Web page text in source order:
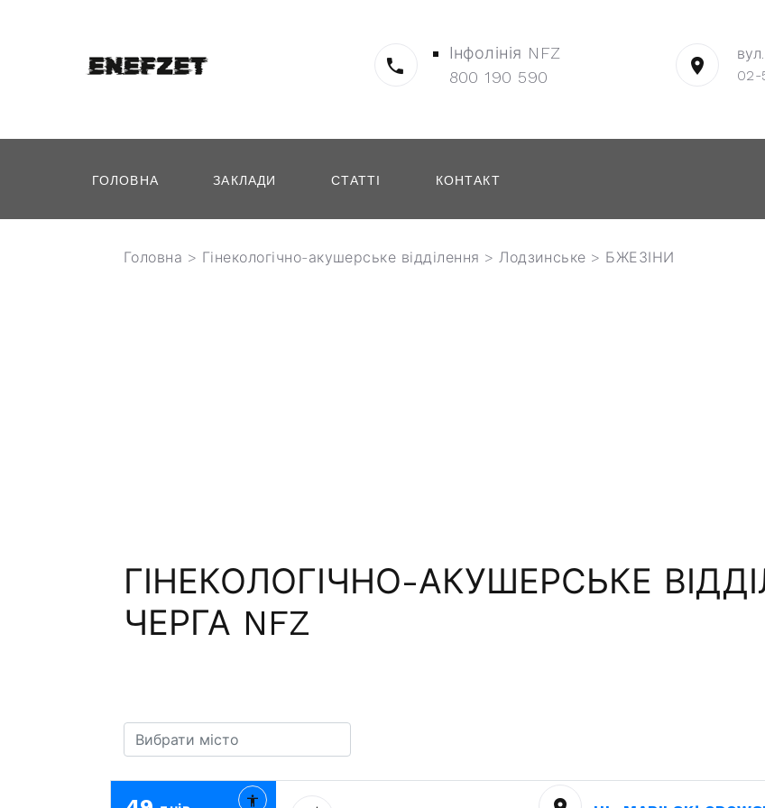
Інфолінія NFZ
800 190 590
02-
ГОЛОВНА ЗАКЛАДИ СТАТТІ КОНТАКТ
Головна > Гінекологічно-акушерське відділення >Лодзинське > БЖЕЗІНИ
ГІНЕКОЛОГІЧНО-АКУШЕРСЬКЕ
ЧЕРГА NFZ